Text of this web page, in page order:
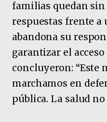
familias quedan
respuestas frente a
abandona su
garantizar el acceso
concluyeron: “Este
marchamos en
pública. La salud no